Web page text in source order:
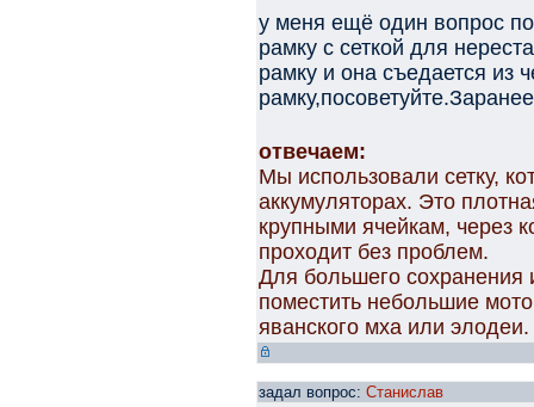
у меня ещё один вопрос
рамку с сеткой для
рамку и она съедается из
отвечаем:
Мы использовали сетку,
аккумуляторах. Это
крупными ячейкам, через
проходит без проблем.
Для большего сохранения
поместить небольшие
яванского мха или элодеи.
задал вопрос: Станислав